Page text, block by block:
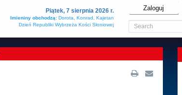
Piątek, 7 sierpnia 2026 r.
Imieniny obchodzą: Dorota, Konrad, Kajetan
Dzień Republiki Wybrzeża Kości Słoniowej
Zaloguj